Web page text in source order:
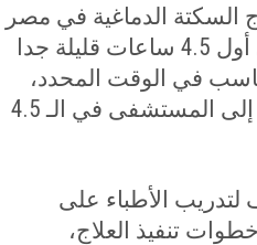
الدماغية في مصر
كلها، فقد كانت معدلات استخدام العقار المذيب للجلطة في أول 4.5 ساعات قليلة جدا
في الوقت المحدد،
حيث كانت نسبة استخدام العقار لا تتجاوز 13% ممن حضروا إلى المستشفى في الـ 4.5
لتدريب الأطباء على
تنفيذ العلاج،